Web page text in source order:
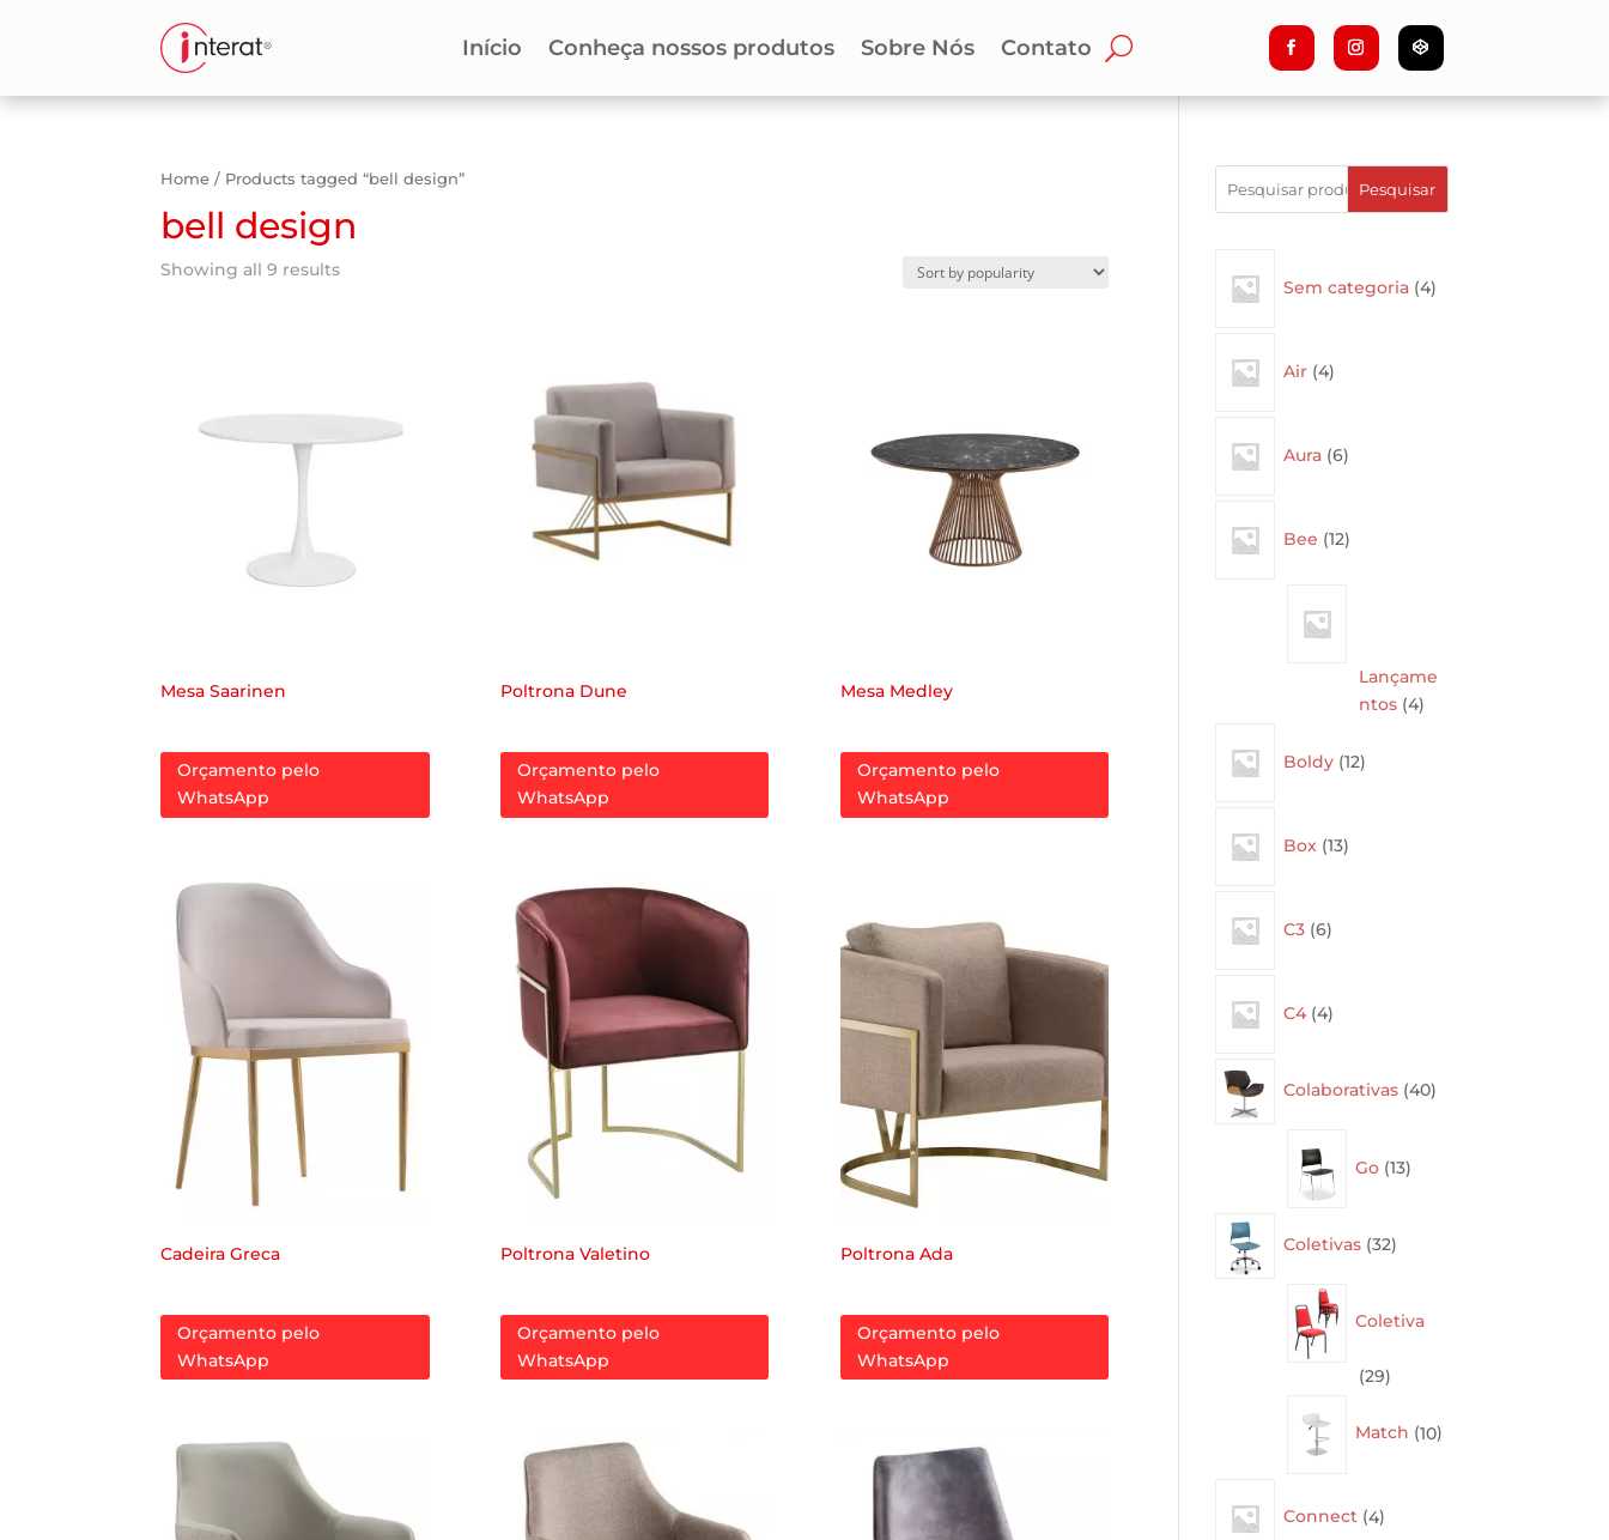
Início Conheça nossos produtos Sobre Nós Contato
Home / Products tagged “bell design”
bell design
Showing all 9 results
Mesa Saarinen
Orçamento pelo
WhatsApp
Poltrona Dune
Orçamento pelo
WhatsApp
Mesa Medley
Orçamento pelo
WhatsApp
Cadeira Greca
Orçamento pelo
WhatsApp
Poltrona Valetino
Orçamento pelo
WhatsApp
Poltrona Ada
Orçamento pelo
WhatsApp
Pesquisar
Sem categoria 4products
Air 4products
Aura 6products
Bee 12products
Lançame
ntos 44
Boldy 12products
Box 13products
C3 6products
C4 4products
Colaborativas 40products
Go 13products
Coletivas 32products
Coletiva
2929
Match 10products
Connect 4products